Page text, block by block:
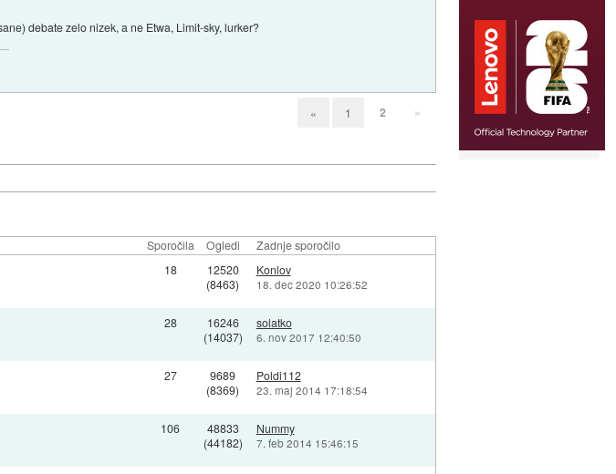
debate zelo nizek, a ne Etwa, Limit-sky, lurker?
« 1 2 »
Sporočila Ogledi Zadnje sporočilo
18
12520
(8463)
Konlov
18. dec 2020 10:26:52
28
16246
(14037)
solatko
6. nov 2017 12:40:50
27
9689
(8369)
Poldi112
23. maj 2014 17:18:54
106
48833
(44182)
Nummy
7. feb 2014 15:46:15